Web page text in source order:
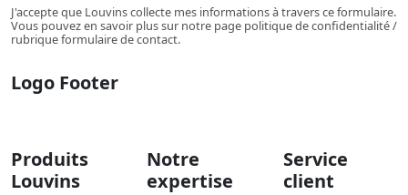
J'accepte que Louvins collecte mes informations à travers ce formulaire.
Vous pouvez en savoir plus sur notre page politique de confidentialité /
rubrique formulaire de contact.
Logo Footer
Produits
Louvins
Notre
expertise
Service
client